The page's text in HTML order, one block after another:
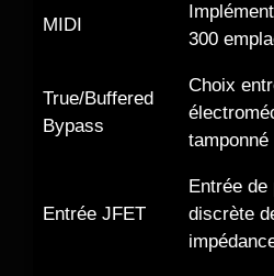
MIDI
300
True/Buffered
Bypass
Choix
tamponné
Entrée JFET
Entrée
discrète